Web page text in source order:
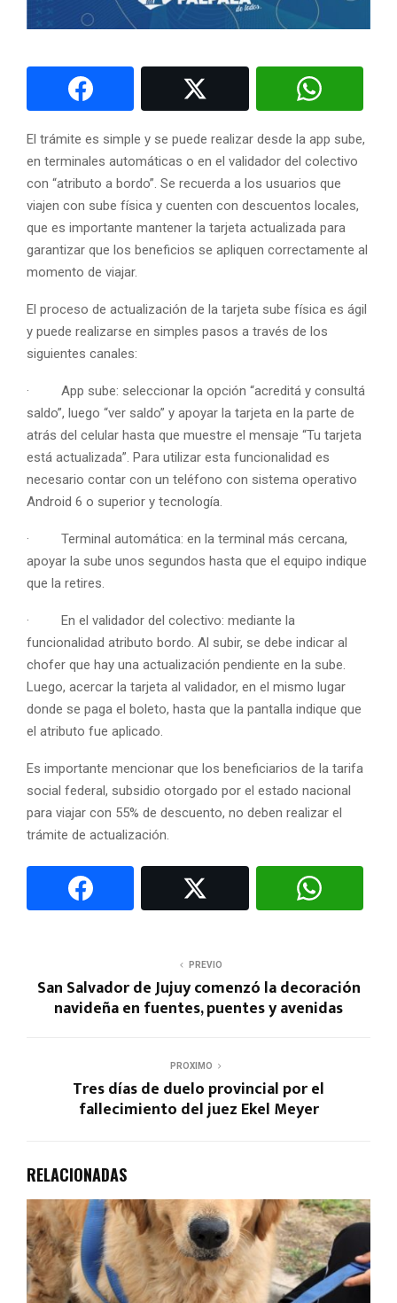
El trámite es simple y se puede realizar desde la app sube,
en terminales automáticas o en el validador del colectivo
con “atributo a bordo”. Se recuerda a los usuarios que
viajen con sube física y cuenten con descuentos locales,
que es importante mantener la tarjeta actualizada para
garantizar que los beneficios se apliquen correctamente al
momento de viajar.
El proceso de actualización de la tarjeta sube física es ágil
y puede realizarse en simples pasos a través de los
siguientes canales:
· App sube: seleccionar la opción “acreditá y consultá
saldo”, luego “ver saldo” y apoyar la tarjeta en la parte de
atrás del celular hasta que muestre el mensaje “Tu tarjeta
está actualizada”. Para utilizar esta funcionalidad es
necesario contar con un teléfono con sistema operativo
Android 6 o superior y tecnología.
· Terminal automática: en la terminal más cercana,
apoyar la sube unos segundos hasta que el equipo indique
que la retires.
· En el validador del colectivo: mediante la
funcionalidad atributo bordo. Al subir, se debe indicar al
chofer que hay una actualización pendiente en la sube.
Luego, acercar la tarjeta al validador, en el mismo lugar
donde se paga el boleto, hasta que la pantalla indique que
el atributo fue aplicado.
Es importante mencionar que los beneficiarios de la tarifa
social federal, subsidio otorgado por el estado nacional
para viajar con 55% de descuento, no deben realizar el
trámite de actualización.
PREVIO
San Salvador de Jujuy comenzó la decoración
navideña en fuentes, puentes y avenidas
PROXIMO
Tres días de duelo provincial por el
fallecimiento del juez Ekel Meyer
RELACIONADAS